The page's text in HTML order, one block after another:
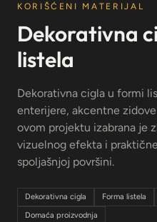
KORIŠĆENI MATERIJAL
Dekorativna
listela
Dekorativna cigla u formi
enterijere, akcentne
ovom projektu izabrana je
vizuelnog efekta i
spoljašnjoj površini.
Dekorativna cigla Forma listela
Domaća proizvodnja